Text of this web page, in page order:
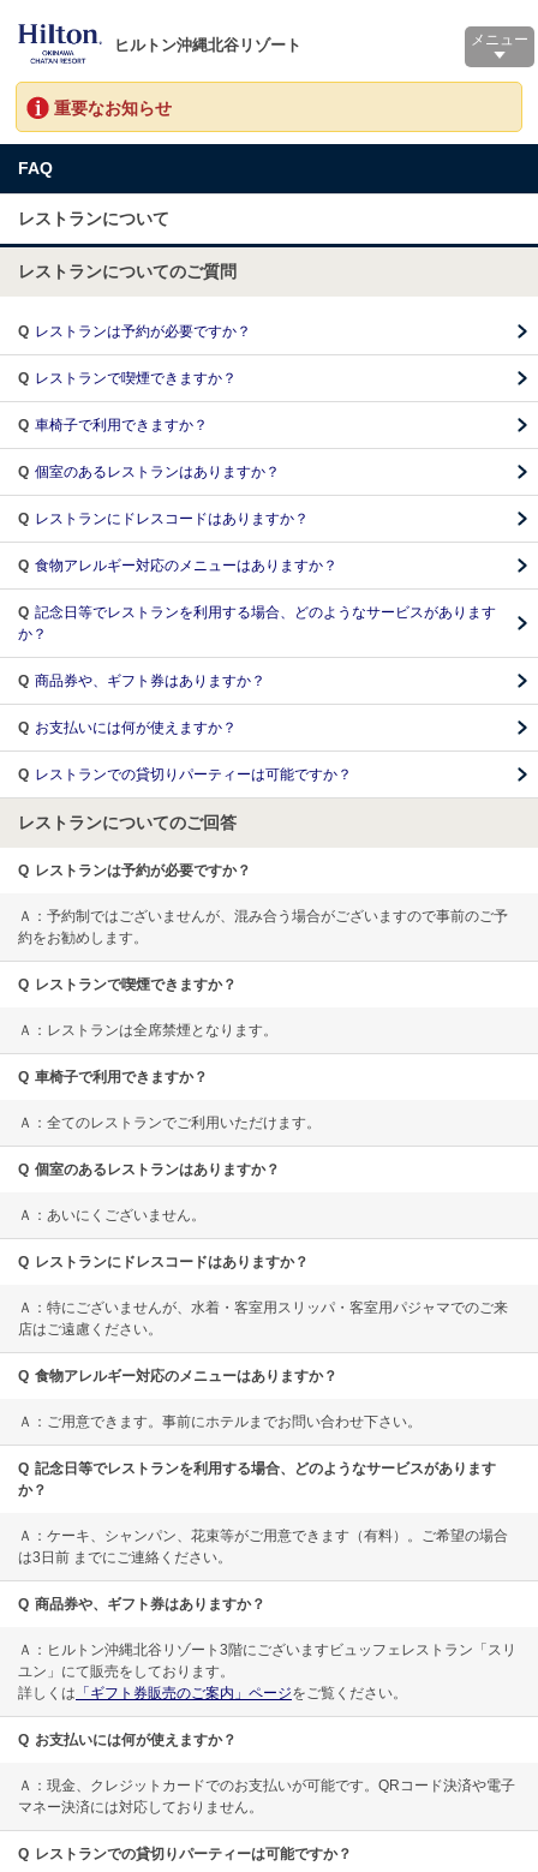
ヒルトン沖縄北谷リゾート メニュー
重要なお知らせ
FAQ
レストランについて
レストランについてのご質問
Q レストランは予約が必要ですか？
Q レストランで喫煙できますか？
Q 車椅子で利用できますか？
Q 個室のあるレストランはありますか？
Q レストランにドレスコードはありますか？
Q 食物アレルギー対応のメニューはありますか？
Q 記念日等でレストランを利用する場合、どのようなサービスがあります
か？
Q 商品券や、ギフト券はありますか？
Q お支払いには何が使えますか？
Q レストランでの貸切りパーティーは可能ですか？
レストランについてのご回答
Q レストランは予約が必要ですか？
Ａ：予約制ではございませんが、混み合う場合がございますので事前のご予
約をお勧めします。
Q レストランで喫煙できますか？
Ａ：レストランは全席禁煙となります。
Q 車椅子で利用できますか？
Ａ：全てのレストランでご利用いただけます。
Q 個室のあるレストランはありますか？
Ａ：あいにくございません。
Q レストランにドレスコードはありますか？
Ａ：特にございませんが、水着・客室用スリッパ・客室用パジャマでのご来
店はご遠慮ください。
Q 食物アレルギー対応のメニューはありますか？
Ａ：ご用意できます。事前にホテルまでお問い合わせ下さい。
Q 記念日等でレストランを利用する場合、どのようなサービスがあります
か？
Ａ：ケーキ、シャンパン、花束等がご用意できます（有料）。ご希望の場合
は3日前 までにご連絡ください。
Q 商品券や、ギフト券はありますか？
Ａ：ヒルトン沖縄北谷リゾート3階にございますビュッフェレストラン「スリ
ユン」にて販売をしております。
詳しくは 「ギフト券販売のご案内」ページをご覧ください。
Q お支払いには何が使えますか？
Ａ：現金、クレジットカードでのお支払いが可能です。QRコード決済や電子
マネー決済には対応しておりません。
Q レストランでの貸切りパーティーは可能ですか？